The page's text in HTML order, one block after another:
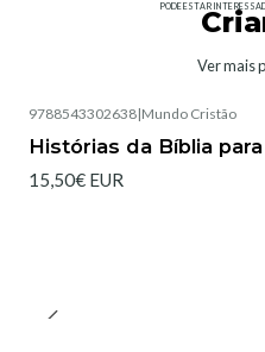
PODE ESTAR
Ver mais
9788543302638|Mundo Cristão
Histórias da Bíblia
15,50€ EUR